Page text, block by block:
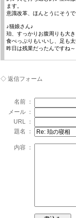
ます。
意識改革、ほんとうにそうで
♪猫娘さん♪
珀、すっかりお腹周りも大き
食べっぷりもいいし、足も
昨日は残業だったんですね
◇ 返信フォーム
名前 ：
メール ：
URL ：
題名 ：
内容 ：